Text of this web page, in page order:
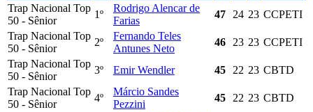
Trap Nacional Top
50 - Sênior
1º
Rodrigo Alencar de
Farias
47 24 23 CCPETI
Trap Nacional Top
50 - Sênior
2º
Fernando Teles
Antunes Neto
46 23 23 CCPETI
Trap Nacional Top
50 - Sênior
3º Emir Wendler 45 22 23 CBTD
Trap Nacional Top
50 - Sênior
4º
Márcio Sandes
Pezzini
45 22 23 CBTD